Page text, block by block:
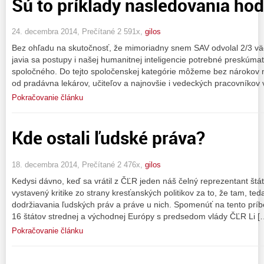
Sú to príklady nasledovania
24. decembra 2014, Prečítané 2 591x, gilos
Bez ohľadu na skutočnosť, že mimoriadny snem SAV odvolal 2/3
javia sa postupy i našej humanitnej inteligencie potrebné
spoločného. Do tejto spoločenskej kategórie môžeme bez
od pradávna lekárov, učiteľov a najnovšie i vedeckých
Pokračovanie článku
Kde ostali ľudské práva?
18. decembra 2014, Prečítané 2 476x, gilos
Kedysi dávno, keď sa vrátil z ČĽR jeden náš čelný reprezentant
vystavený kritike zo strany kresťanských politikov za to, že tam,
dodržiavania ľudských práv a práve u nich. Spomenúť na tento
16 štátov strednej a východnej Európy s predsedom vlády ČĽR Li
Pokračovanie článku